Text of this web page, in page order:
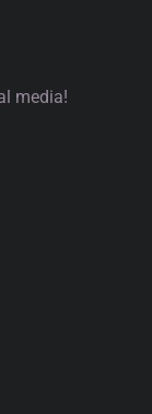
media!